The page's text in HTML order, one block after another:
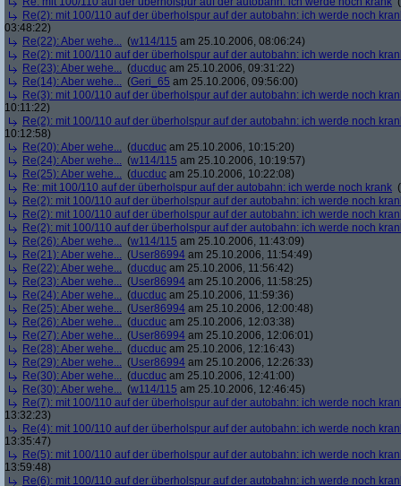
Re(2): mit 100/110 auf der überholspur auf der autobahn: ich werde noch
03:48:22)
Re(22): Aber wehe... (w114/115 am 25.10.2006, 08:06:24)
Re(2): mit 100/110 auf der überholspur auf der autobahn: ich werde noch
Re(23): Aber wehe... (ducduc am 25.10.2006, 09:31:22)
Re(14): Aber wehe... (Geri_65 am 25.10.2006, 09:56:00)
Re(3): mit 100/110 auf der überholspur auf der autobahn: ich werde noch
10:11:22)
Re(2): mit 100/110 auf der überholspur auf der autobahn: ich werde noch
10:12:58)
Re(20): Aber wehe... (ducduc am 25.10.2006, 10:15:20)
Re(24): Aber wehe... (w114/115 am 25.10.2006, 10:19:57)
Re(25): Aber wehe... (ducduc am 25.10.2006, 10:22:08)
Re: mit 100/110 auf der überholspur auf der autobahn: ich werde noch krank (
Re(2): mit 100/110 auf der überholspur auf der autobahn: ich werde noch
Re(2): mit 100/110 auf der überholspur auf der autobahn: ich werde noch
Re(2): mit 100/110 auf der überholspur auf der autobahn: ich werde noch
Re(26): Aber wehe... (w114/115 am 25.10.2006, 11:43:09)
Re(21): Aber wehe... (User86994 am 25.10.2006, 11:54:49)
Re(22): Aber wehe... (ducduc am 25.10.2006, 11:56:42)
Re(23): Aber wehe... (User86994 am 25.10.2006, 11:58:25)
Re(24): Aber wehe... (ducduc am 25.10.2006, 11:59:36)
Re(25): Aber wehe... (User86994 am 25.10.2006, 12:00:48)
Re(26): Aber wehe... (ducduc am 25.10.2006, 12:03:38)
Re(27): Aber wehe... (User86994 am 25.10.2006, 12:06:01)
Re(28): Aber wehe... (ducduc am 25.10.2006, 12:16:43)
Re(29): Aber wehe... (User86994 am 25.10.2006, 12:26:33)
Re(30): Aber wehe... (ducduc am 25.10.2006, 12:41:00)
Re(30): Aber wehe... (w114/115 am 25.10.2006, 12:46:45)
Re(7): mit 100/110 auf der überholspur auf der autobahn: ich werde noch
13:32:23)
Re(4): mit 100/110 auf der überholspur auf der autobahn: ich werde noch
13:35:47)
Re(5): mit 100/110 auf der überholspur auf der autobahn: ich werde noch
13:59:48)
Re(6): mit 100/110 auf der überholspur auf der autobahn: ich werde noch